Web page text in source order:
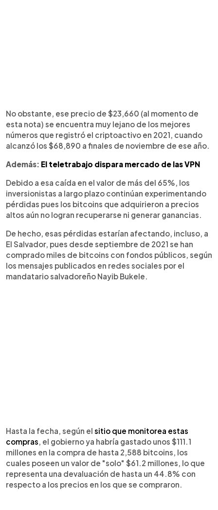
No obstante, ese precio de $23,660 (al momento de
esta nota) se encuentra muy lejano de los mejores
números que registró el criptoactivo en 2021, cuando
alcanzó los $68,890 a finales de noviembre de ese año.
Además: El teletrabajo dispara mercado de las VPN
Debido a esa caída en el valor de más del 65%, los
inversionistas a largo plazo continúan experimentando
pérdidas pues los bitcoins que adquirieron a precios
altos aún no logran recuperarse ni generar ganancias.
De hecho, esas pérdidas estarían afectando, incluso, a
El Salvador, pues desde septiembre de 2021 se han
comprado miles de bitcoins con fondos públicos, según
los mensajes publicados en redes sociales por el
mandatario salvadoreño Nayib Bukele.
Hasta la fecha, según el sitio que monitorea estas
compras, el gobierno ya habría gastado unos $111.1
millones en la compra de hasta 2,588 bitcoins, los
cuales poseen un valor de "solo" $61.2 millones, lo que
representa una devaluación de hasta un 44.8% con
respecto a los precios en los que se compraron.